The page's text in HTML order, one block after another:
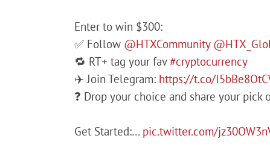
Enter to win $300:
✅ Follow @HTXCommunity
🔁 RT+ tag your fav#cryptocurrency
✈️ Join Telegram: https://t.co/
❓ Drop your choice and share your pick
Get Started:… pic.twitter.com/